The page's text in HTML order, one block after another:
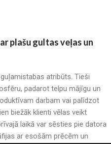
plašu gultas veļas un
atribūts. Tieši
padarot telpu mājīgu un
darbam vai palīdzot
biežāk klienti vēlas veikt
laikā var sēsties pie datora
ar esošām prēcēm un